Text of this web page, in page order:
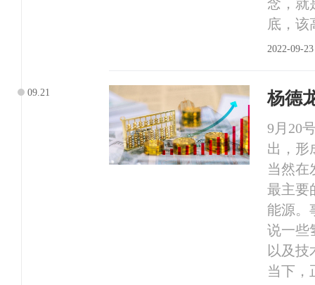
念，就
底，该
2022-09-
09.21 杨德
9月20
出，形
当然在
最主要
能源。
说一些
以及技
当下，